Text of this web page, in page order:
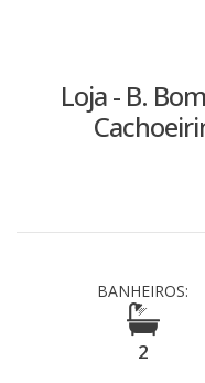
Loja - B.
BANHEIROS:
2